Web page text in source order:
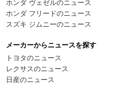
ホンダ ヴェゼルのニュース
ホンダ フリードのニュース
スズキ ジムニーのニュース
メーカーからニュースを探す
トヨタのニュース
レクサスのニュース
日産のニュース